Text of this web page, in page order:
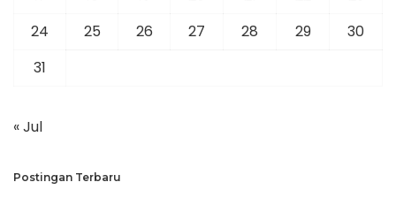
24
25 26 27 28 29
30
31
« Jul
Postingan Terbaru